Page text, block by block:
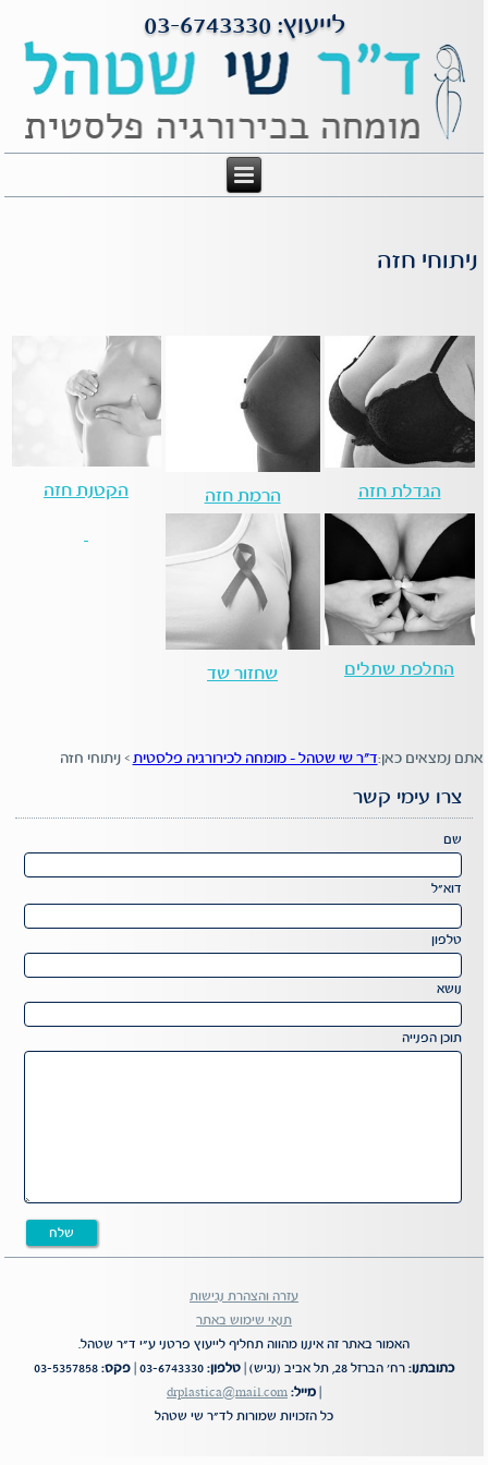
לייעוץ: 03-6743330
ניתוחי חזה
הגדלת חזה הרמת חזה הקטנת חזה
החלפת שתלים שחזור שד
אתם נמצאים כאן:ד"ר שי שטהל - מומחה לכירורגיה פלסטית >ניתוחי חזה
צרו עימי קשר
Please
this
field
empty.
שם
דוא"ל
leave
this
field
empty.
טלפון
נושא
תוכן הפנייה
עזרה והצהרת נגישות
תנאי שימוש באתר
האמור באתר זה איננו מהווה תחליף לייעוץ פרטני ע"י ד"ר שטהל.
כתובתנו: רח' הברזל 28, תל אביב (נגיש) | טלפון: פקס: 03-5357858
מייל: drplastica@mail.com
כל הזכויות שמורות לד"ר שי שטהל